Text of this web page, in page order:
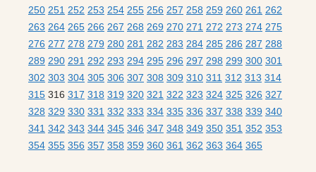
250 251 252 253 254 255 256 257 258 259 260 261 262
263 264 265 266 267 268 269 270 271 272 273 274 275
276 277 278 279 280 281 282 283 284 285 286 287 288
289 290 291 292 293 294 295 296 297 298 299 300 301
302 303 304 305 306 307 308 309 310 311 312 313 314
315 316 317 318 319 320 321 322 323 324 325 326 327
328 329 330 331 332 333 334 335 336 337 338 339 340
341 342 343 344 345 346 347 348 349 350 351 352 353
354 355 356 357 358 359 360 361 362 363 364 365